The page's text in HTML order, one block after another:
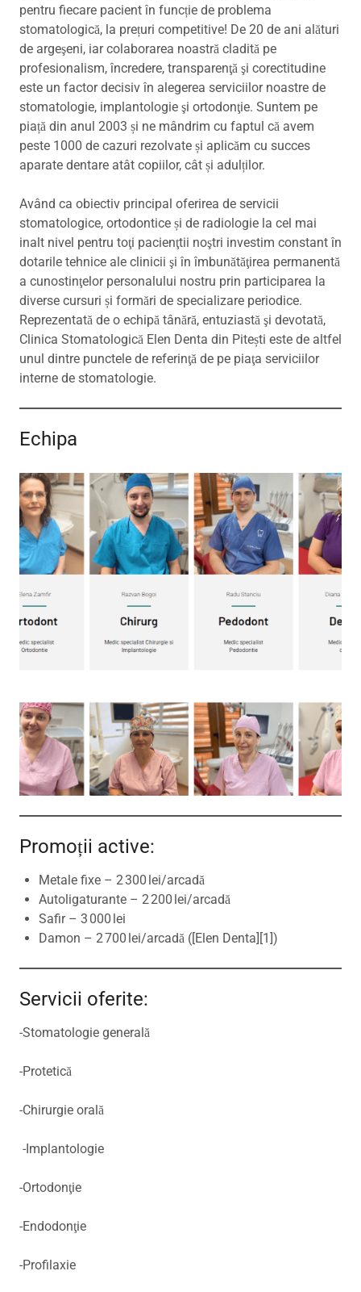
pentru fiecare pacient în funcție de problema
stomatologică, la prețuri competitive! De 20 de ani alături
de argeşeni, iar colaborarea noastră cladită pe
profesionalism, încredere, transparenţă şi corectitudine
este un factor decisiv în alegerea serviciilor noastre de
stomatologie, implantologie şi ortodonţie. Suntem pe
piață din anul 2003 și ne mândrim cu faptul că avem
peste 1000 de cazuri rezolvate și aplicăm cu succes
aparate dentare atât copiilor, cât și adulților.
Având ca obiectiv principal oferirea de servicii
stomatologice, ortodontice și de radiologie la cel mai
inalt nivel pentru toţi pacienţtii noştri investim constant în
dotarile tehnice ale clinicii şi în îmbunătăţirea permanentă
a cunostinţelor personalului nostru prin participarea la
diverse cursuri și formări de specializare periodice.
Reprezentată de o echipă tânără, entuziastă şi devotată,
Clinica Stomatologică Elen Denta din Pitești este de altfel
unul dintre punctele de referinţă de pe piaţa serviciilor
interne de stomatologie.
Echipa
Promoții active:
Metale fixe – 2 300 lei/arcadă
Autoligaturante – 2 200 lei/arcadă
Safir – 3 000 lei
Damon – 2 700 lei/arcadă ([Elen Denta][1])
Servicii oferite:
-Stomatologie generală
-Protetică
-Chirurgie orală
-Implantologie
-Ortodonţie
-Endodonţie
-Profilaxie